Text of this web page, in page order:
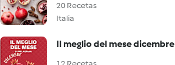
20 Recetas
Italia
Il meglio del mese dicembre